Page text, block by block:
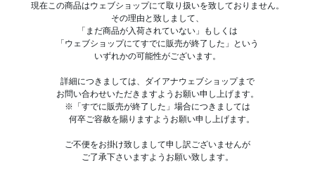
現在この商品はウェブショップにて取り扱いを致しておりません。
その理由と致しまして、
「まだ商品が入荷されていない」もしくは
「ウェブショップにてすでに販売が終了した」という
いずれかの可能性がございます。
詳細につきましては、ダイアナウェブショップまで
お問い合わせいただきますようお願い申し上げます。
※「すでに販売が終了した」場合につきましては
何卒ご容赦を賜りますようお願い申し上げます。
ご不便をお掛け致しまして申し訳ございませんが
ご了承下さいますようお願い致します。